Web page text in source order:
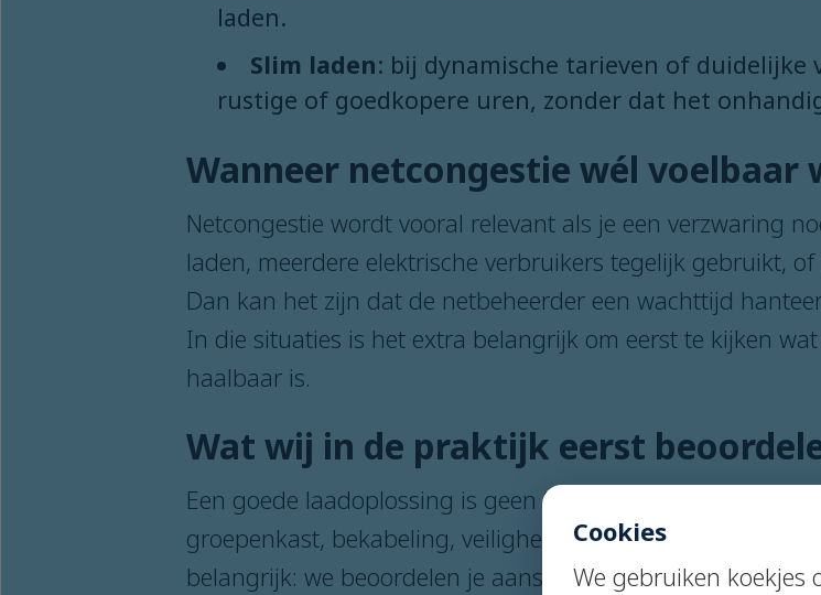
laden.
Slim laden: bij dynamische tarieven of
rustige of goedkopere uren, zonder dat het
Wanneer netcongestie wél voelbaar
Netcongestie wordt vooral relevant als je een verzwaring
laden, meerdere elektrische verbruikers tegelijk gebruikt,
Dan kan het zijn dat de netbeheerder een wachttijd
In die situaties is het extra belangrijk om eerst te kijken
haalbaar is.
Wat wij in de praktijk eerst
Een goede laadoplossing is geen “doos aan de muur”,
groepenkast, bekabeling, veiligheidsvoorzieningen en
belangrijk: we beoordelen je aansluiting (1-fase/3-fase),
Cookies
We gebruiken koekjes